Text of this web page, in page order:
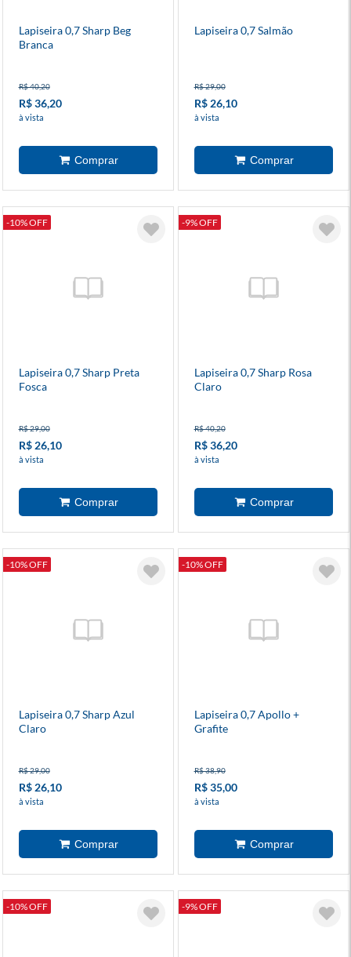
Lapiseira 0,7 Sharp Beg
Branca
R$ 40,20
R$ 36,20
à vista
Lapiseira 0,7 Salmão
R$ 29,00
R$ 26,10
à vista
-10% OFF
Lapiseira 0,7 Sharp Preta
Fosca
R$ 29,00
R$ 26,10
à vista
-9% OFF
Lapiseira 0,7 Sharp Rosa
Claro
R$ 40,20
R$ 36,20
à vista
-10% OFF
Lapiseira 0,7 Sharp Azul
Claro
R$ 29,00
R$ 26,10
à vista
-10% OFF
Lapiseira 0,7 Apollo +
Grafite
R$ 38,90
R$ 35,00
à vista
-10% OFF -9% OFF